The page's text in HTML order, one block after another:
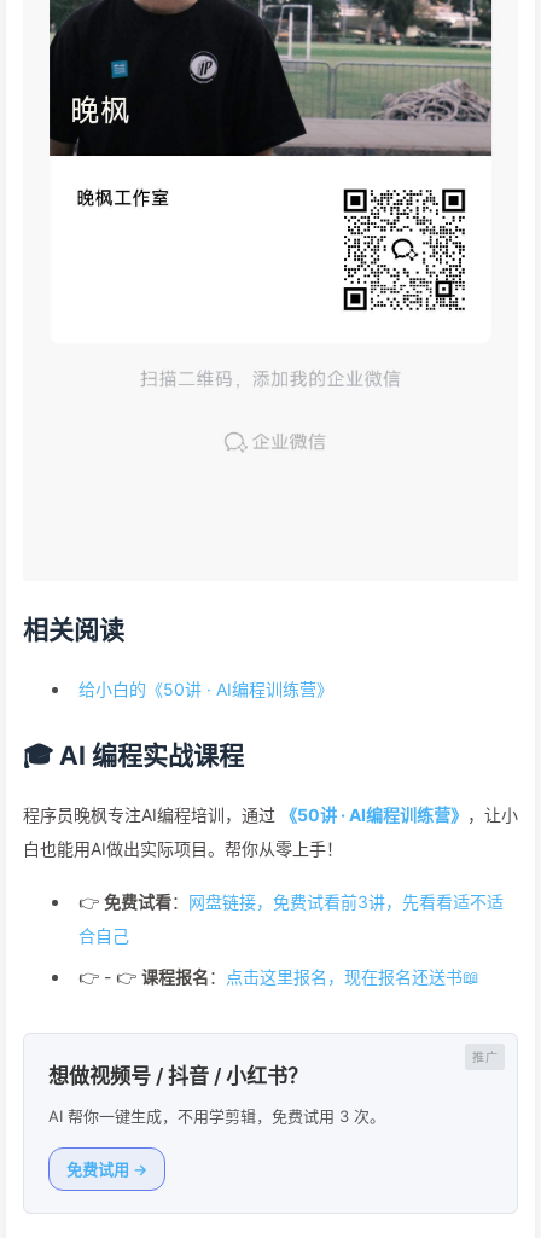
相关阅读
给小白的《50讲 · AI编程训练营》
🎓 AI 编程实战课程
程序员晚枫专注AI编程培训，通过 《50讲 · AI编程训练营》 ，让小
白也能用AI做出实际项目。帮你从零上手！
👉 免费试看： 网盘链接，免费试看前3讲，先看看适不适
合自己
👉 - 👉 课程报名： 点击这里报名，现在报名还送书📖
想做视频号 / 抖音 / 小红书？
AI 帮你一键生成，不用学剪辑，免费试用 3 次。
免费试用 →